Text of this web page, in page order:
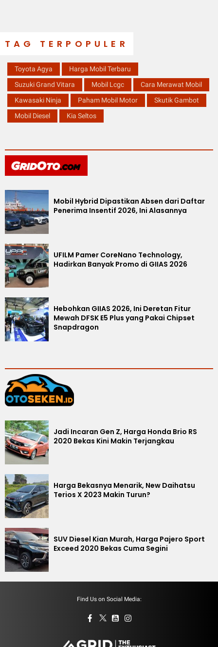
TAG TERPOPULER
Toyota Agya
Harga Mobil Terbaru
Suzuki Grand Vitara
Mobil Lcgc
Cara Merawat Mobil
Kawasaki Ninja
Paham Mobil Motor
Skutik Gambot
Mobil Diesel
Kia Seltos
Mobil Hybrid Dipastikan Absen dari Daftar
Penerima Insentif 2026, Ini Alasannya
UFILM Pamer CoreNano Technology,
Hadirkan Banyak Promo di GIIAS 2026
Hebohkan GIIAS 2026, Ini Deretan Fitur
Mewah DFSK E5 Plus yang Pakai Chipset
Snapdragon
Jadi Incaran Gen Z, Harga Honda Brio RS
2020 Bekas Kini Makin Terjangkau
Harga Bekasnya Menarik, New Daihatsu
Terios X 2023 Makin Turun?
SUV Diesel Kian Murah, Harga Pajero Sport
Exceed 2020 Bekas Cuma Segini
Find Us on Social Media: